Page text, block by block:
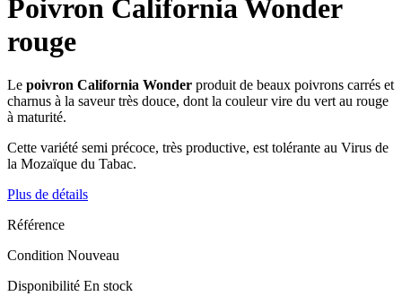
Poivron California Wonder
rouge
Le poivron California Wonder produit de beaux poivrons carrés et
charnus à la saveur très douce, dont la couleur vire du vert au rouge
à maturité.
Cette variété semi précoce, très productive, est tolérante au Virus de
la Mozaïque du Tabac.
Plus de détails
Référence
Condition Nouveau
Disponibilité En stock